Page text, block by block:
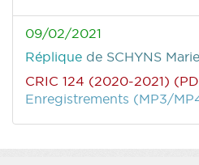
09/02/2021
Réplique de SCHYNS
CRIC 124 (2020-2021)
Enregistrements (MP3/